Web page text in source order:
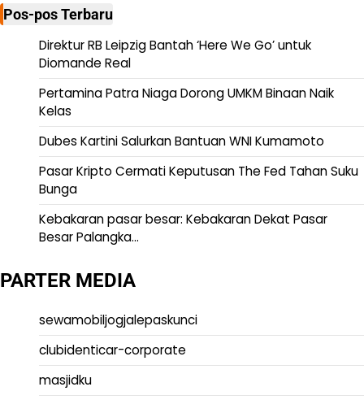
Pos-pos Terbaru
Direktur RB Leipzig Bantah ‘Here We Go’ untuk
Diomande Real
Pertamina Patra Niaga Dorong UMKM Binaan Naik
Kelas
Dubes Kartini Salurkan Bantuan WNI Kumamoto
Pasar Kripto Cermati Keputusan The Fed Tahan Suku
Bunga
Kebakaran pasar besar: Kebakaran Dekat Pasar
Besar Palangka…
PARTER MEDIA
sewamobiljogjalepaskunci
clubidenticar-corporate
masjidku